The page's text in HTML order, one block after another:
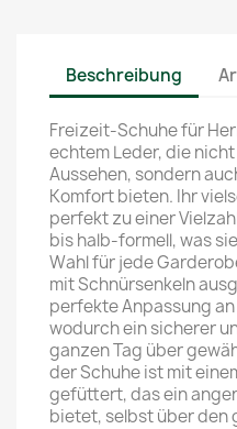
Beschreibung
Freizeit-Schuhe für
echtem Leder, die
Aussehen, sondern
Komfort bieten. Ihr
perfekt zu einer
bis halb-formell, was
Wahl für jede
mit Schnürsenkeln
perfekte Anpassung
wodurch ein sicherer
ganzen Tag über
der Schuhe ist mit
gefüttert, das ein
bietet, selbst über den